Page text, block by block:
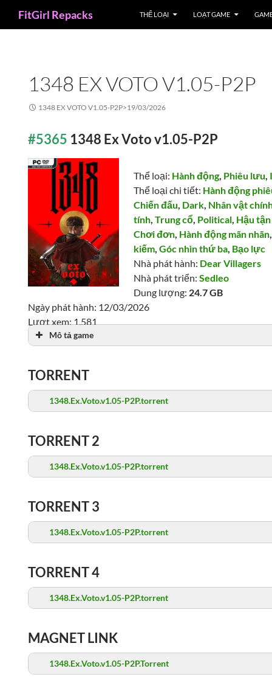
FitGirl Repacks THỂ LOẠI LOẠT GAME
1348 EX VOTO V1.05-P2P
1348 EX VOTO V1.05-P2P>19/03/2026
#5365 1348 Ex Voto v1.05-P2P
Thể loại: Hành động, Phiêu lưu,
Thể loại chi tiết: Hành động
Chiến đấu, Dark, Nhân vật
tính,Trung cổ, Political, Hậu
Chơi đơn, Hành động mãn nhãn
kiếm,Góc nhìn thứ ba, Bạo lực
Nhà phát hành: Dear Villagers
Nhà phát triển:Sedleo
Dung lượng: 24.7 GB
Ngày phát hành: 12/03/2026
Lượt xem: 1,581
Mô tả game
TORRENT
1348.Ex.Voto.v1.05-P2P.torrent
TORRENT 2
1348.Ex.Voto.v1.05-P2P.torrent
TORRENT 3
1348.Ex.Voto.v1.05-P2P.torrent
TORRENT 4
1348.Ex.Voto.v1.05-P2P.torrent
MAGNET LINK
1348.Ex.Voto.v1.05-P2P.Torrent